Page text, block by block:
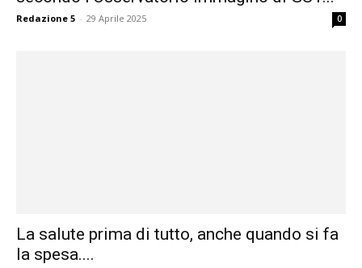
Redazione 5 - 29 Aprile 2025 0
La salute prima di tutto, anche quando si fa
la spesa....